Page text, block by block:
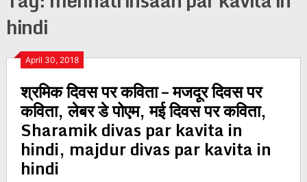
hindi
April 30, 2018
श्रमिक दिवस पर कविता – मजदूर दिवस पर
कविता, लेबर डे पोएम, मई दिवस पर कविता,
Sharamik divas par kavita in
hindi, majdur divas par kavita in
hindi
Posts
navigation